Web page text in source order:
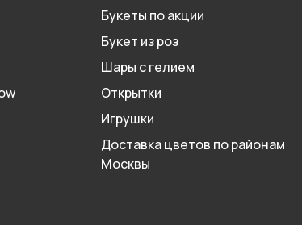
Букеты по акции
Букет из роз
Шары с гелием
Открытки
Игрушки
Доставка цветов по районам
Москвы